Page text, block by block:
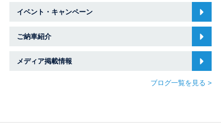
イベント・キャンペーン
ご納車紹介
メディア掲載情報
ブログ一覧を見る >